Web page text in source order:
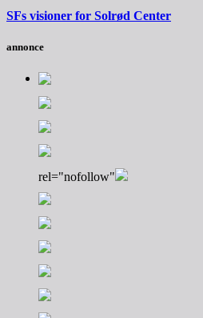
SFs visioner for Solrød Center
annonce
rel="nofollow"